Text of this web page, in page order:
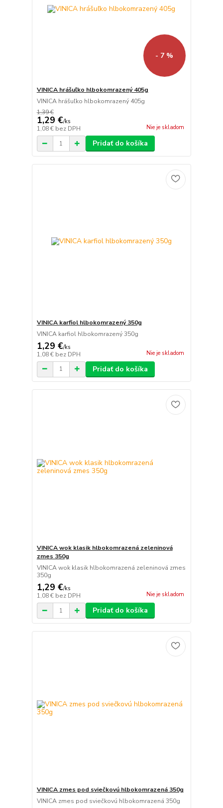
- 7 %
VINICA hrášuľko hlbokomrazený 405g
VINICA hrášuľko hlbokomrazený 405g
1,39 €
1,29 €/ks
1,08 € bez DPH Nie je skladom
Pridať do košíka
VINICA karfiol hlbokomrazený 350g
VINICA karfiol hlbokomrazený 350g
1,29 €/ks
1,08 € bez DPH Nie je skladom
Pridať do košíka
VINICA wok klasik hlbokomrazená zeleninová
zmes 350g
VINICA wok klasik hlbokomrazená zeleninová zmes
350g
1,29 €/ks
1,08 € bez DPH Nie je skladom
Pridať do košíka
VINICA zmes pod sviečkovú hlbokomrazená 350g
VINICA zmes pod sviečkovú hlbokomrazená 350g